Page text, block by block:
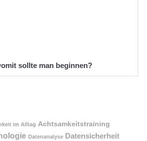
sollte man beginnen?
im Alltag Achtsamkeitstraining
Datenanalyse Datensicherheit